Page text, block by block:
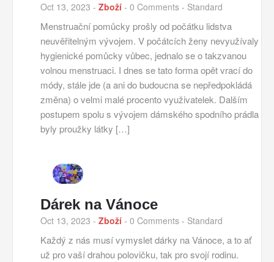
Oct 13, 2023 - Zboží - 0 Comments - Standard
Menstruační pomůcky prošly od počátku lidstva
neuvěřitelným vývojem. V počátcích ženy nevyužívaly
hygienické pomůcky vůbec, jednalo se o takzvanou
volnou menstruaci. I dnes se tato forma opět vrací do
módy, stále jde (a ani do budoucna se nepředpokládá
změna) o velmi malé procento využivatelek. Dalším
postupem spolu s vývojem dámského spodního prádla
byly proužky látky […]
Dárek na Vánoce
Oct 13, 2023 - Zboží - 0 Comments - Standard
Každý z nás musí vymyslet dárky na Vánoce, a to ať
už pro vaší drahou polovičku, tak pro svojí rodinu.